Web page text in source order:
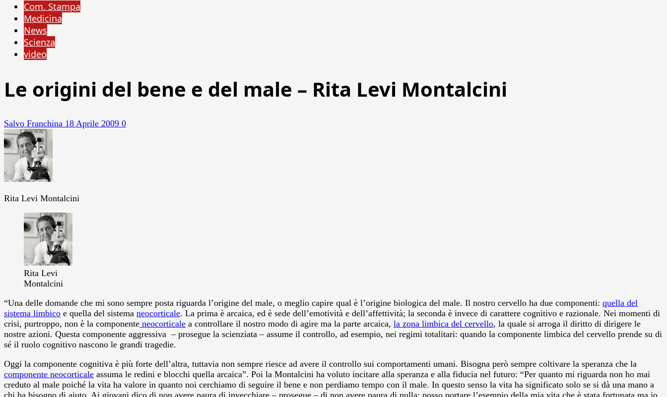
Com. Stampa
Medicina
News
Scienza
video
Le origini del bene e del male – Rita Levi Montalcini
Salvo Franchina 18 Aprile 2009 0
Rita Levi Montalcini
Rita Levi
Montalcini
“Una delle domande che mi sono sempre posta riguarda l’origine del male, o meglio capire qual è l’origine biologica del male. Il nostro cervello ha due componenti: quella del
sistema limbico e quella del sistema neocorticale. La prima è arcaica, ed è sede dell’emotività e dell’affettività; la seconda è invece di carattere cognitivo e razionale. Nei momenti di
crisi, purtroppo, non è la componente neocorticale a controllare il nostro modo di agire ma la parte arcaica, la zona limbica del cervello, la quale si arroga il diritto di dirigere le
nostre azioni. Questa componente aggressiva – prosegue la scienziata – assume il controllo, ad esempio, nei regimi totalitari: quando la componente limbica del cervello prende su di
sé il ruolo cognitivo nascono le grandi tragedie.
Oggi la componente cognitiva è più forte dell’altra, tuttavia non sempre riesce ad avere il controllo sui comportamenti umani. Bisogna però sempre coltivare la speranza che la
componente neocorticale assuma le redini e blocchi quella arcaica”. Poi la Montalcini ha voluto incitare alla speranza e alla fiducia nel futuro: “Per quanto mi riguarda non ho mai
creduto al male poiché la vita ha valore in quanto noi cerchiamo di seguire il bene e non perdiamo tempo con il male. In questo senso la vita ha significato solo se si dà una mano a